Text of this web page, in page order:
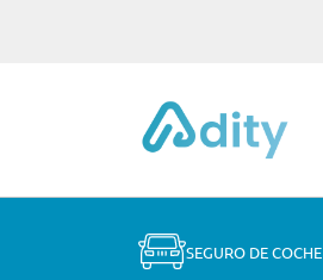
SEGURO DE COCHE